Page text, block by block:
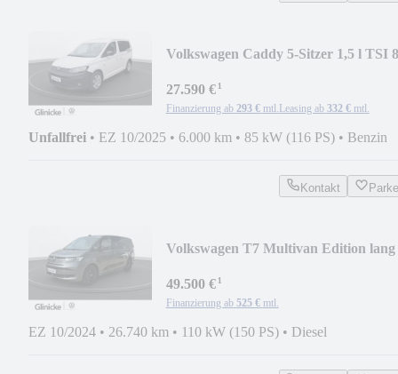
Volkswagen Caddy 5-Sitzer 1,5 l TSI
27.590 €¹
Finanzierung ab 293 € mtl. Leasing ab 332 € mtl.
Unfallfrei • EZ 10/2025 • 6.000 km • 85 kW (116 PS) • Benzin
Kontakt
Volkswagen T7 Multivan Edition lang
49.500 €¹
Finanzierung ab 525 € mtl.
EZ 10/2024 • 26.740 km • 110 kW (150 PS) • Diesel